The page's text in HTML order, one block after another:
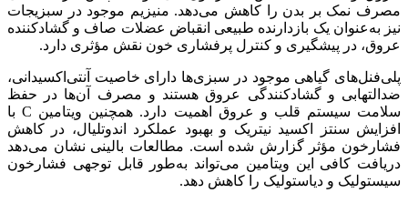
مصرف نمک بر بدن را کاهش می‌دهد. منیزیم موجود در سبزیجات
نیز به‌عنوان یک بازدارنده طبیعی انقباض عضلات صاف و گشادکننده
عروق، در پیشگیری و کنترل پرفشاری خون نقش مؤثری دارد.
پلی‌فنل‌های گیاهی موجود در سبزی‌ها دارای خاصیت آنتی‌اکسیدانی،
ضدالتهابی و گشادکنندگی عروق هستند و مصرف آن‌ها در حفظ
سلامت سیستم قلب و عروق اهمیت دارد. همچنین ویتامین C با
افزایش سنتز اکسید نیتریک و بهبود عملکرد اندوتلیال، در کاهش
فشارخون مؤثر گزارش شده است. مطالعات بالینی نشان می‌دهد
دریافت کافی این ویتامین می‌تواند به‌طور قابل‌ توجهی فشارخون
سیستولیک و دیاستولیک را کاهش دهد.